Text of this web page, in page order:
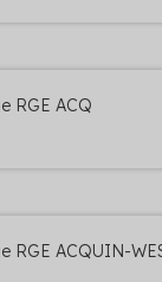
RGE ACQ
RGE ACQUIN-